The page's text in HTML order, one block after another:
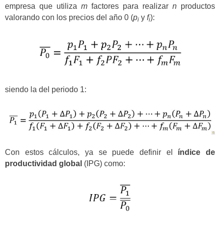
empresa que utiliza m factores para realizar n productos
valorando con los precios del año 0 (pi y fi):
siendo la del periodo 1:
Con estos cálculos, ya se puede definir el índice de
productividad global (IPG) como: